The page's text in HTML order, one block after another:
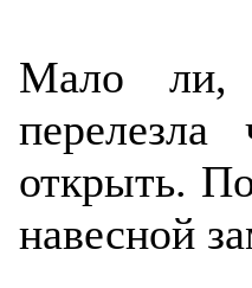
Мало ли,
открыть.
навесной